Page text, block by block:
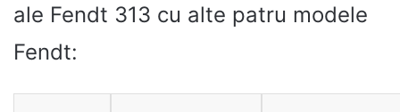
ale Fendt 313 cu alte patru modele
Fendt: